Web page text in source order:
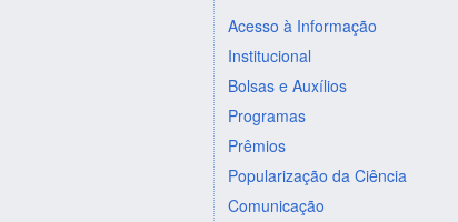
Acesso à Informação
Institucional
Bolsas e Auxílios
Programas
Prêmios
Popularização da Ciência
Comunicação